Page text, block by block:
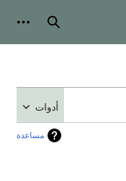
بحث
أدوات
مساعدة